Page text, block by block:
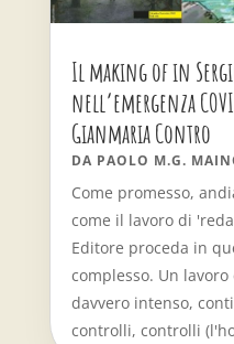
Il making of in
nell’emergenza
Gianmaria Contro
DA PAOLO M.G.
Come promesso,
come il lavoro di
Editore proceda in
complesso. Un
davvero intenso,
controlli, controlli